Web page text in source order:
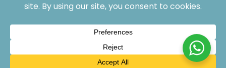
Todos os direitos reservados: The Lodge at Jaguar Reef, 2026®.